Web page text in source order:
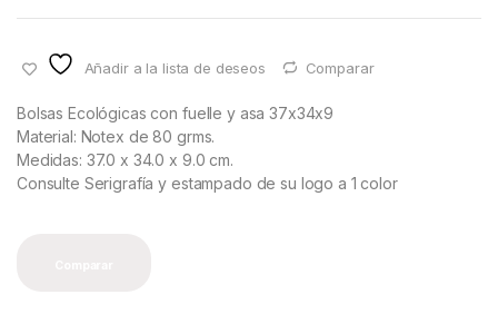
Añadir a la lista de deseos Comparar
Bolsas Ecológicas con fuelle y asa 37x34x9
Material: Notex de 80 grms.
Medidas: 37.0 x 34.0 x 9.0 cm.
Consulte Serigrafía y estampado de su logo a 1 color